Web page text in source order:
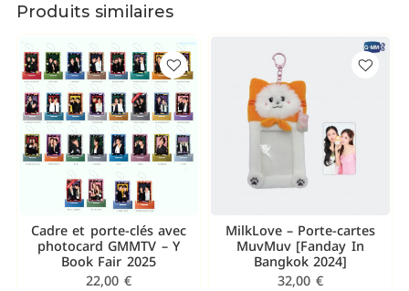
Produits similaires
Cadre et porte-clés avec
photocard GMMTV – Y
Book Fair 2025
22,00 €
MilkLove – Porte-cartes
MuvMuv [Fanday In
Bangkok 2024]
32,00 €